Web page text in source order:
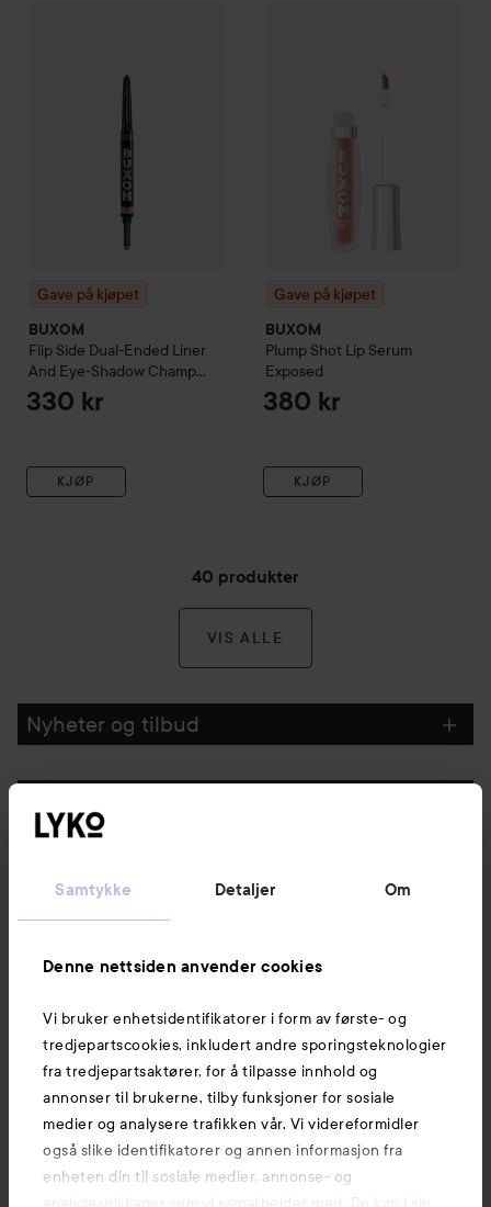
Samtykke Detaljer Om
Denne nettsiden anvender cookies
Vi bruker enhetsidentifikatorer i form av første- og
tredjepartscookies, inkludert andre sporingsteknologier
fra tredjepartsaktører, for å tilpasse innhold og
annonser til brukerne, tilby funksjoner for sosiale
medier og analysere trafikken vår. Vi videreformidler
også slike identifikatorer og annen informasjon fra
enheten din til sosiale medier, annonse- og
analyseselskaper som vi samarbeider med. De kan i sin
Gave på kjøpet
BUXOM
Flip Side Dual-Ended Liner
And Eye-Shadow Champ
And Choc
330 kr
KJØP
Gave på kjøpet
BUXOM
Plump Shot Lip Serum
Exposed
380 kr
KJØP
40 produkter
VIS ALLE
Nyheter og tilbud
Kundeservice
Informasjon
Også av interesse